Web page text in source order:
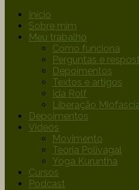
Início
Sobre mim
Meu trabalho
Como funciona
Perguntas e
Depoimentos
Textos e artigos
Ida Rolf
Liberação
Depoimentos
Videos
Movimento
Teoria Polivagal
Yoga Kuruntha
Cursos
Podcast